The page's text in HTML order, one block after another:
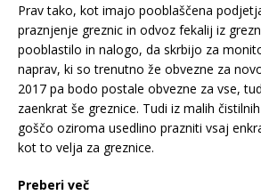
Prav tako, kot imajo pooblaščena
praznjenje greznic in odvoz fekalij iz
pooblastilo in nalogo, da skrbijo za
naprav, ki so trenutno že obvezne za
2017 pa bodo postale obvezne za vse,
zaenkrat še greznice. Tudi iz malih
goščo oziroma usedlino prazniti vsaj
kot to velja za greznice.
Preberi več